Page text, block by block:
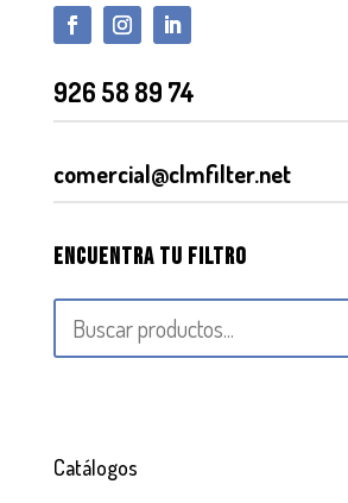
926 58 89 74
comercial@clmfilter.net
Encuentra tu filtro
Catálogos